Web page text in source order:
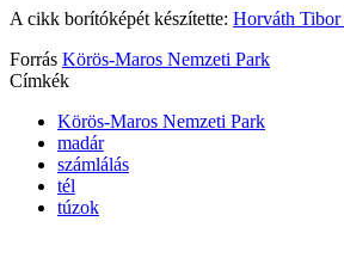
A cikk borítóképét készítette: Horváth Tibor
Forrás Körös-Maros Nemzeti Park
Címkék
Körös-Maros Nemzeti Park
madár
számlálás
tél
túzok